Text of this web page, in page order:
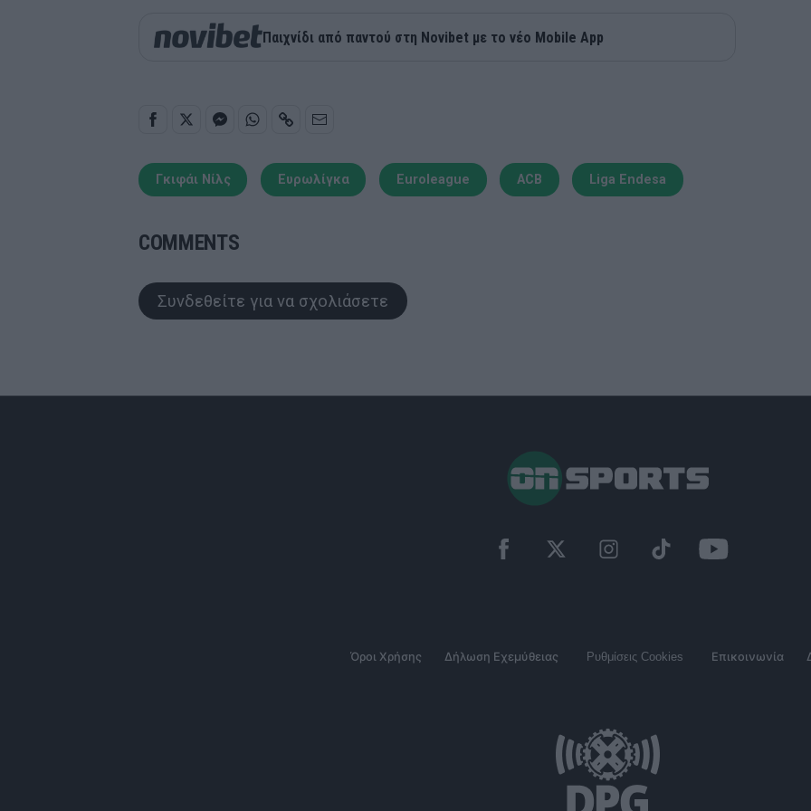
Παιχνίδι από παντού στη Novibet με το νέο Mobile App
Γκιφάι Νίλς Ευρωλίγκα Euroleague ACB Liga Endesa
COMMENTS
Συνδεθείτε για να σχολιάσετε
Όροι Χρήσης Δήλωση Εχεμύθειας Ρυθμίσεις Cookies Επικοινωνία